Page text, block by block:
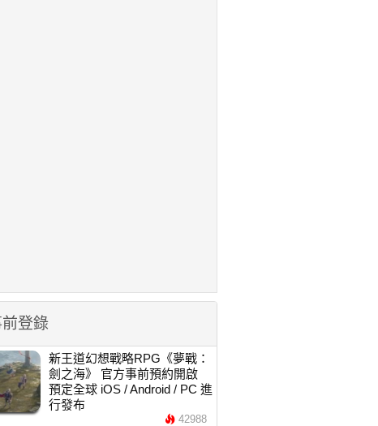
前登錄
新王道幻想戰略RPG《夢戰：
劍之海》 官方事前預約開啟
預定全球 iOS / Android / PC 進
行發布
42988